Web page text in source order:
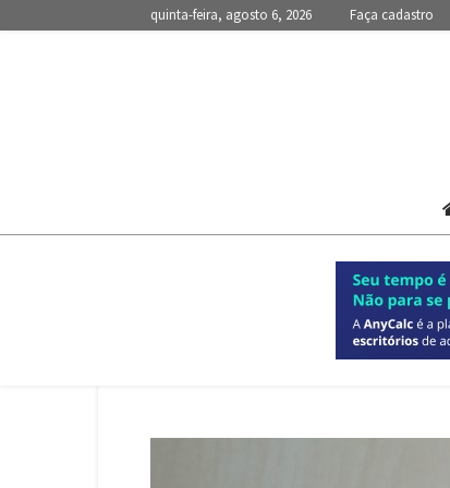
quinta-feira, agosto 6, 2026 Faça cadastro